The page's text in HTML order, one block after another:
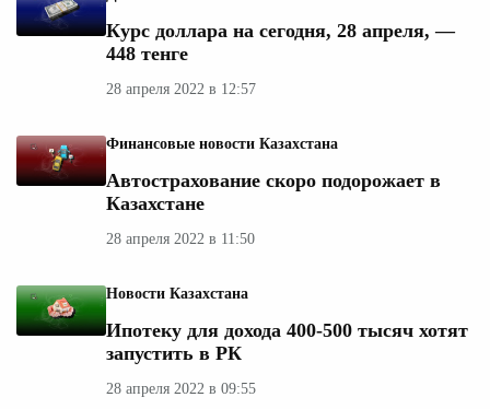
Курс доллара на сегодня, 28 апреля, —
448 тенге
28 апреля 2022 в 12:57
Финансовые новости Казахстана
Автострахование скоро подорожает в
Казахстане
28 апреля 2022 в 11:50
Новости Казахстана
Ипотеку для дохода 400-500 тысяч хотят
запустить в РК
28 апреля 2022 в 09:55